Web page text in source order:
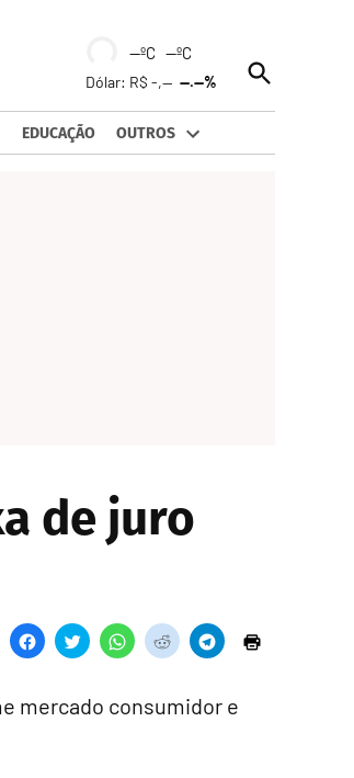
--ºC --ºC
Dólar: R$ -,----.--%
Open
Search
EDUCAÇÃO OUTROS
de juro
mercado consumidor e